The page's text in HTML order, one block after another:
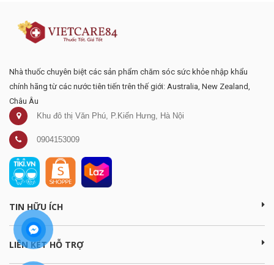
Nhà thuốc chuyên biệt các sản phẩm chăm sóc sức khỏe nhập khẩu
chính hãng từ các nước tiên tiến trên thế giới: Australia, New Zealand,
Châu Âu
Khu đô thị Văn Phú, P.Kiến Hưng, Hà Nội
0904153009
TIN HỮU ÍCH
LIÊN KẾT HỖ TRỢ